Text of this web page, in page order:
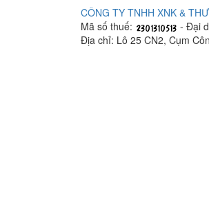
CÔNG TY TNHH XNK &
Mã số thuế:
- Đại
Địa chỉ: Lô 25 CN2, Cụm